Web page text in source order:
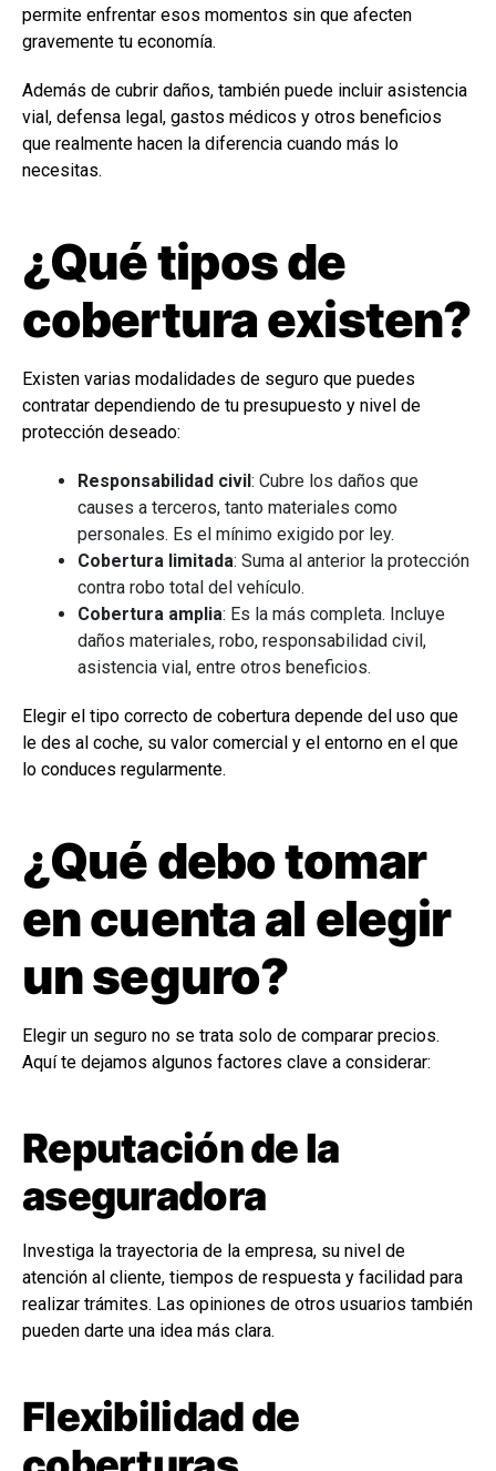
permite enfrentar esos momentos sin que afecten
gravemente tu economía.
Además de cubrir daños, también puede incluir asistencia
vial, defensa legal, gastos médicos y otros beneficios
que realmente hacen la diferencia cuando más lo
necesitas.
¿Qué tipos de
cobertura existen?
Existen varias modalidades de seguro que puedes
contratar dependiendo de tu presupuesto y nivel de
protección deseado:
Responsabilidad civil: Cubre los daños que
causes a terceros, tanto materiales como
personales. Es el mínimo exigido por ley.
Cobertura limitada: Suma al anterior la protección
contra robo total del vehículo.
Cobertura amplia: Es la más completa. Incluye
daños materiales, robo, responsabilidad civil,
asistencia vial, entre otros beneficios.
Elegir el tipo correcto de cobertura depende del uso que
le des al coche, su valor comercial y el entorno en el que
lo conduces regularmente.
¿Qué debo tomar
en cuenta al elegir
un seguro?
Elegir un seguro no se trata solo de comparar precios.
Aquí te dejamos algunos factores clave a considerar:
Reputación de la
aseguradora
Investiga la trayectoria de la empresa, su nivel de
atención al cliente, tiempos de respuesta y facilidad para
realizar trámites. Las opiniones de otros usuarios también
pueden darte una idea más clara.
Flexibilidad de